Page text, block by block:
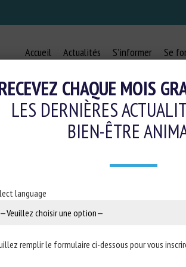
Accueil Actualités S’informer Se
CHAQUE MOIS
LES DERNIÈRES
BIEN-ÊTRE
language
remplir le formulaire ci-dessous pour vous